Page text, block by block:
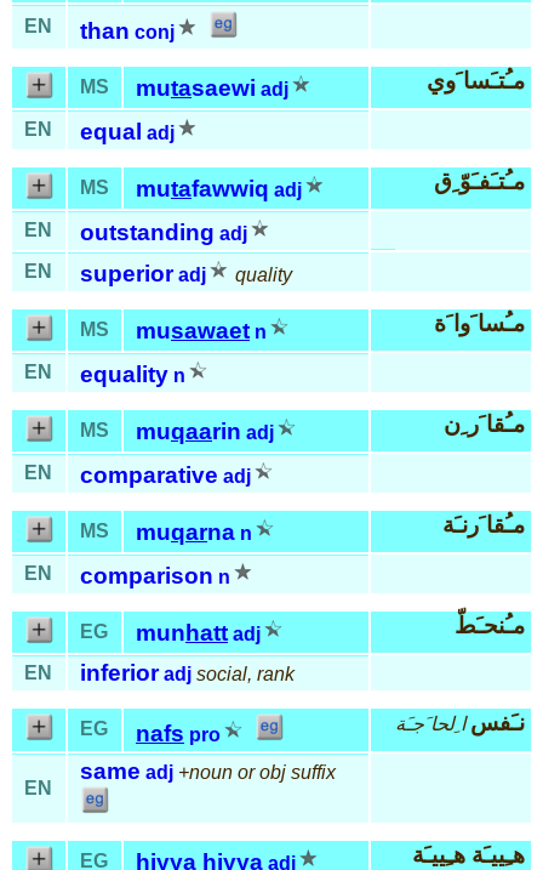
EN than conj
MS mutasaewi adj مـُتـَسا َوي
EN equal adj
MS mutafawwiq adj مـُتـَفـَوّ ِق
EN outstanding adj
EN
superior adj quality
MS musawaet n مـُسا َوا َة
EN equality n
MS muqaarin adj مـُقا َر ِن
EN comparative adj
MS muqarna n مـُقا َرنـَة
EN comparison n
EG munhatt adj مـُنحـَطّ
EN inferior adj social, rank
EG nafs pro نـَفس ا ِلحا َجـَة
EN
same adj +noun or obj suffix
EG hiyya hiyya adj هـِييـَة هـِييـَة